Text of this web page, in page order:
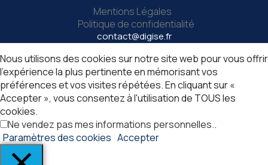
Mentions Légales
Politique de confidentialité
contact@digise.fr
Nous utilisons des cookies sur notre site web pour vous offrir
l'expérience la plus pertinente en mémorisant vos
préférences et vos visites répétées. En cliquant sur «
Accepter », vous consentez à l'utilisation de TOUS les
cookies.
Ne vendez pas mes informations personnelles..
Paramètres des cookies Accepter